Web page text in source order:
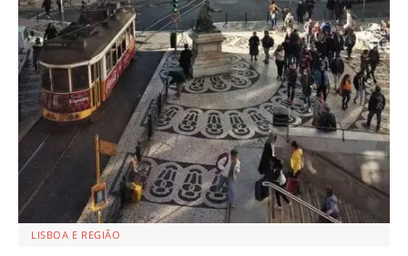
LISBOA E REGIÃO